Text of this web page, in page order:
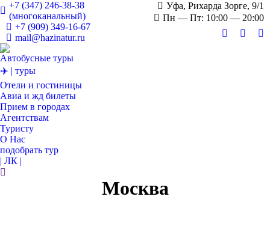
+7 (347) 246-38-38
(многоканальный)
+7 (909) 349-16-67
mail@hazinatur.ru
Уфа, Рихарда Зорге, 9/1
Пн — Пт: 10:00 — 20:00
Страница
Автобусные туры
✈️ | туры
Отели и гостиницы
Авиа и жд билеты
Прием в городах
Агентствам
Туристу
О Нас
подобрать тур
| ЛК |
Поиск:
Москва